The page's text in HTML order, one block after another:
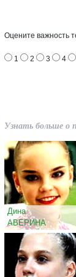
Оцените важность
1 2 3 4
Узнать больше о
Дина
АВЕРИНА